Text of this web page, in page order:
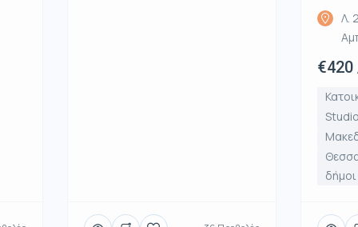
Λ.
€420
δήμοι